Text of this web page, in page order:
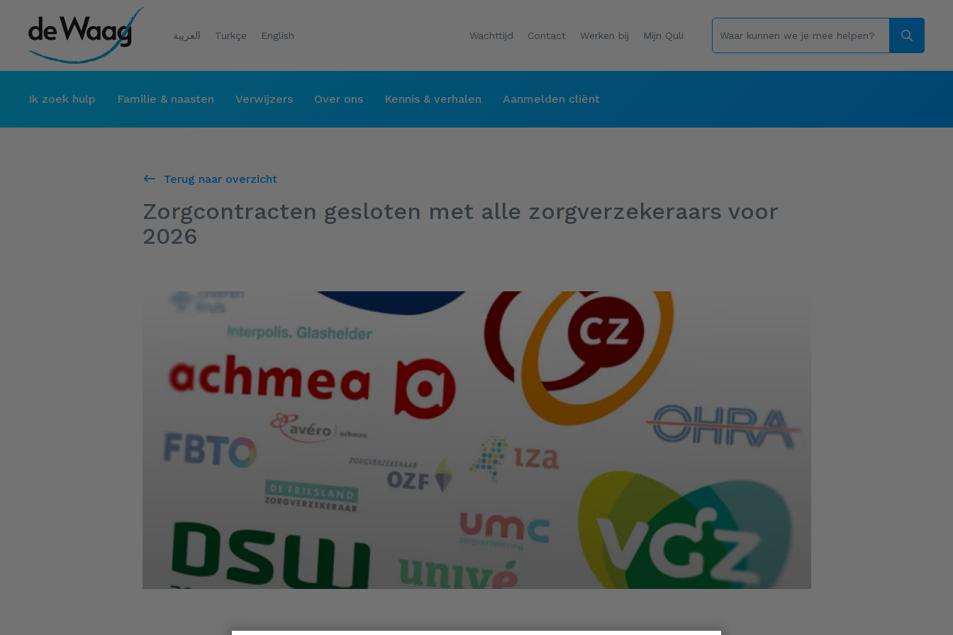
العربية Turkçe English Wachttijd Contact Werken bij Mijn Quli
Ik zoek hulp Familie & naasten Verwijzers Over ons Kennis & verhalen Aanmelden cliënt
Terug naar overzicht
Zorgcontracten gesloten met alle zorgverzekeraars voor
2026